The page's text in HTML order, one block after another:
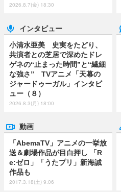
2026.8.7(金) 18:30
インタビュー
小清水亜美 史実をたどり、
共演者との芝居で深めたドレ
ゲネの“止まった時間”と“繊細
な強さ” TVアニメ「天幕の
ジャードゥーガル」インタビ
ュー（８）
2026.8.3(月) 18:00
動画
「AbemaTV」アニメの一挙放
送＆劇場作品が目白押し 「R
e:ゼロ」「うたプリ」新海誠
作品も
2017.3.18(土) 9:06